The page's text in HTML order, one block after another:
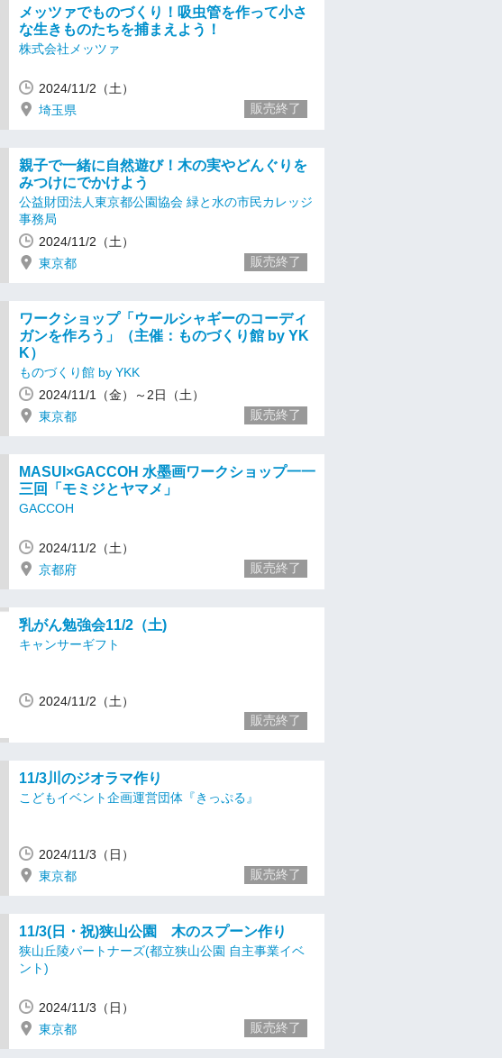
メッツァでものづくり！吸虫管を作って小さ
な生きものたちを捕まえよう！
株式会社メッツァ
2024/11/2（土）
埼玉県
販売終了
親子で一緒に自然遊び！木の実やどんぐりを
みつけにでかけよう
公益財団法人東京都公園協会 緑と水の市民カレッジ
事務局
2024/11/2（土）
東京都
販売終了
ワークショップ「ウールシャギーのコーディ
ガンを作ろう」（主催：ものづくり館 by YK
K）
ものづくり館 by YKK
2024/11/1（金）～2日（土）
東京都
販売終了
MASUI×GACCOH 水墨画ワークショップ一一
三回「モミジとヤマメ」
GACCOH
2024/11/2（土）
京都府
販売終了
乳がん勉強会11/2（土)
キャンサーギフト
2024/11/2（土）
販売終了
11/3川のジオラマ作り
こどもイベント企画運営団体『きっぷる』
2024/11/3（日）
東京都
販売終了
11/3(日・祝)狭山公園 木のスプーン作り
狭山丘陵パートナーズ(都立狭山公園 自主事業イベ
ント)
2024/11/3（日）
東京都
販売終了